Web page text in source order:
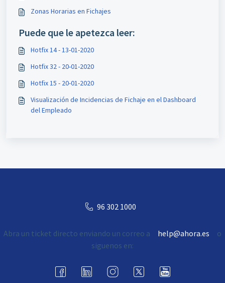
Zonas Horarias en Fichajes
Puede que le apetezca leer:
Hotfix 14 - 13-01-2020
Hotfix 32 - 20-01-2020
Hotfix 15 - 20-01-2020
Visualización de Incidencias de Fichaje en el Dashboard
del Empleado
96 302 1000
Abra un ticket directo enviando un correo a help@ahora.es
o
siguenos en: